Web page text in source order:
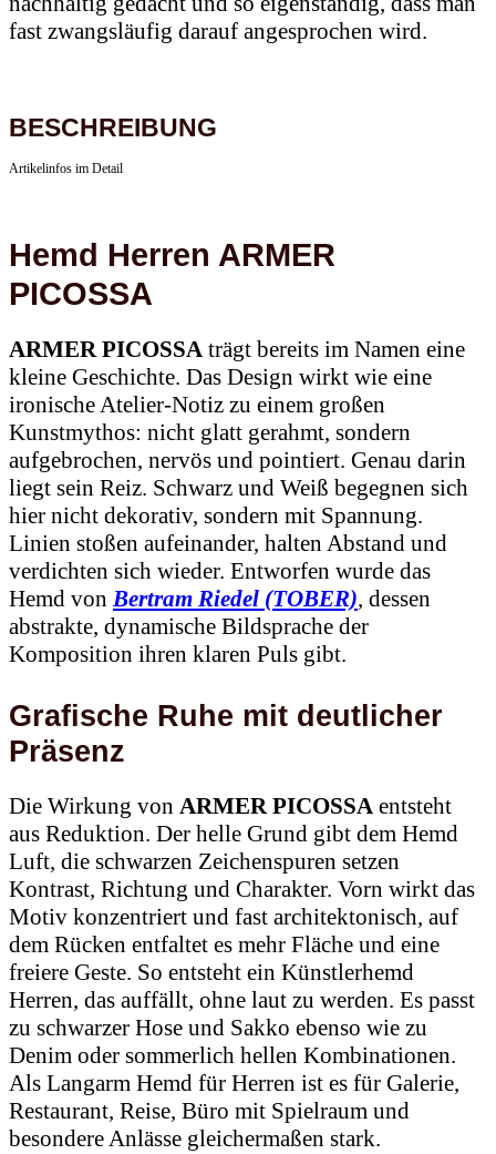
fast zwangsläufig darauf angesprochen wird.
BESCHREIBUNG
Artikelinfos im Detail
Hemd Herren ARMER
PICOSSA
ARMER PICOSSA trägt bereits im Namen eine
kleine Geschichte. Das Design wirkt wie eine
ironische Atelier-Notiz zu einem großen
Kunstmythos: nicht glatt gerahmt, sondern
aufgebrochen, nervös und pointiert. Genau darin
liegt sein Reiz. Schwarz und Weiß begegnen sich
hier nicht dekorativ, sondern mit Spannung.
Linien stoßen aufeinander, halten Abstand und
verdichten sich wieder. Entworfen wurde das
Hemd vonBertram Riedel (TOBER), dessen
abstrakte, dynamische Bildsprache der
Komposition ihren klaren Puls gibt.
Grafische Ruhe mit deutlicher
Präsenz
Die Wirkung von ARMER PICOSSA entsteht
aus Reduktion. Der helle Grund gibt dem Hemd
Luft, die schwarzen Zeichenspuren setzen
Kontrast, Richtung und Charakter. Vorn wirkt das
Motiv konzentriert und fast architektonisch, auf
dem Rücken entfaltet es mehr Fläche und eine
freiere Geste. So entsteht ein Künstlerhemd
Herren, das auffällt, ohne laut zu werden. Es passt
zu schwarzer Hose und Sakko ebenso wie zu
Denim oder sommerlich hellen Kombinationen.
Als Langarm Hemd für Herren ist es für Galerie,
Restaurant, Reise, Büro mit Spielraum und
besondere Anlässe gleichermaßen stark.